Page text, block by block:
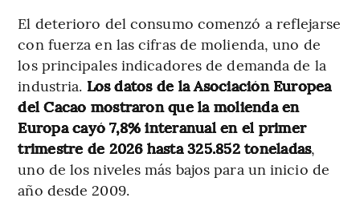
El deterioro del consumo comenzó a reflejarse
con fuerza en las cifras de molienda, uno de
los principales indicadores de demanda de la
industria. Los datos de la Asociación Europea
del Cacao mostraron que la molienda en
Europa cayó 7,8% interanual en el primer
trimestre de 2026 hasta 325.852 toneladas,
uno de los niveles más bajos para un inicio de
año desde 2009.